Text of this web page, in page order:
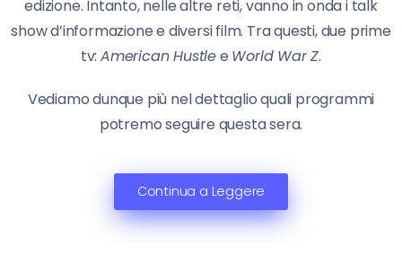
edizione. Intanto, nelle altre reti, vanno in onda i talk
show d’informazione e diversi film. Tra questi, due prime
tv:American Hustlee World War Z.
Vediamo dunque più nel dettaglio quali programmi
potremo seguire questa sera.
Continua a Leggere